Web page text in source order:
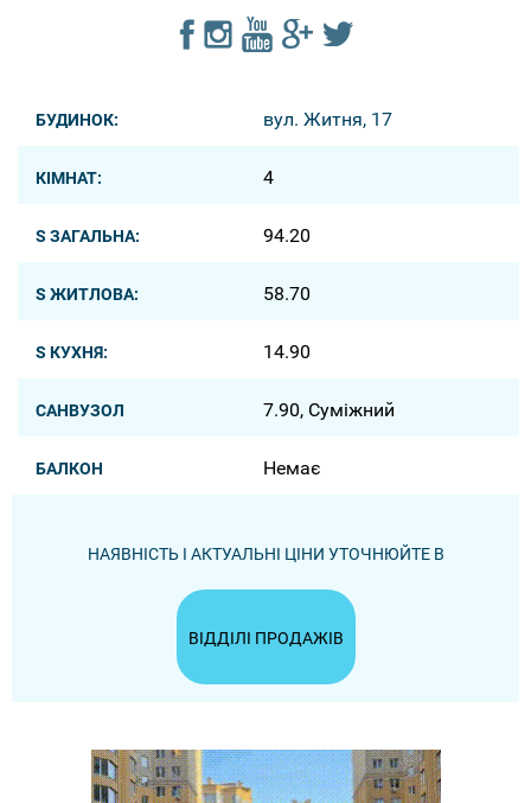
БУДИНОК: вул. Житня, 17
КІМНАТ: 4
S ЗАГАЛЬНА: 94.20
S ЖИТЛОВА: 58.70
S КУХНЯ: 14.90
САНВУЗОЛ 7.90, Суміжний
БАЛКОН Немає
НАЯВНІСТЬ І АКТУАЛЬНІ ЦІНИ УТОЧНЮЙТЕ В
ВІДДІЛІ ПРОДАЖІВ